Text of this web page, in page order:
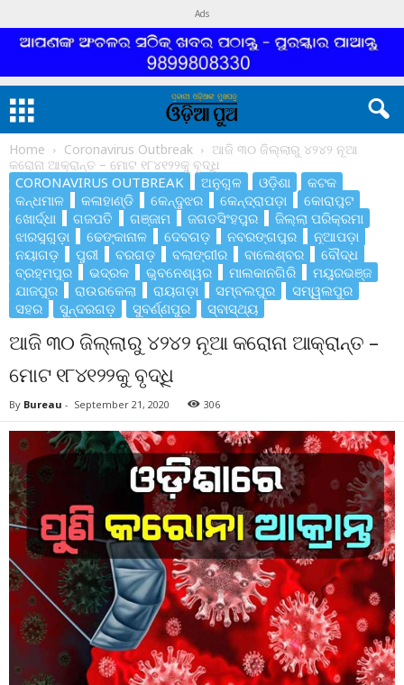
Ads
Home Coronavirus Outbreak
ଆଜି ୩୦ ଜିଲ୍ଲାରୁ ୪୨୪୨ ନୂଆ
କରୋନା ଆକ୍ରାନ୍ତ – ମୋଟ ୧୮୪୧୨୨କୁ ବୃଦ୍ଧି
CORONAVIRUS OUTBREAK ଅନୁଗୁଳ ଓଡ଼ିଶା
କଟକ
କନ୍ଧମାଳ
କଳାହାଣ୍ଡି କେନ୍ଦୁଝର କେନ୍ଦ୍ରାପଡ଼ା
କୋରାପୁଟ
ଖୋର୍ଦ୍ଧା
ଗଜପତି ଗଞ୍ଜାମ ଜଗତସିଂହପୁର
ଜିଲ୍ଲା ପରିକ୍ରମା
ଝାରସୁଗୁଡ଼ା
ଢେଙ୍କାନାଳ ଦେବଗଡ଼ ନବରଙ୍ଗପୁର
ନୂଆପଡ଼ା
ନୟାଗଡ଼
ପୁରୀ ବରଗଡ଼ ବଲାଙ୍ଗୀର ବାଲେଶ୍ବର
ବୌଦ୍ଧ
ବ୍ରହ୍ମପୁର
ଭଦ୍ରକ ଭୁବନେଶ୍ୱର ମାଲକାନଗିରି
ମୟୁରଭଞ୍ଜ
ଯାଜପୁର
ରାଉରକେଲା ରାୟଗଡ଼ା ସମ୍ବଲପୁର
ସମ୍ୱଲପୁର
ସହର
ସୁନ୍ଦରଗଡ଼ ସୁବର୍ଣ୍ଣପୁର ସ୍ବାସ୍ଥ୍ୟ
ଆଜି ୩୦ ଜିଲ୍ଲାରୁ ୪୨୪୨ ନୂଆ କରୋନା ଆକ୍ରାନ୍ତ –
ମୋଟ ୧୮୪୧୨୨କୁ ବୃଦ୍ଧି
By Bureau - September 21, 2020 306